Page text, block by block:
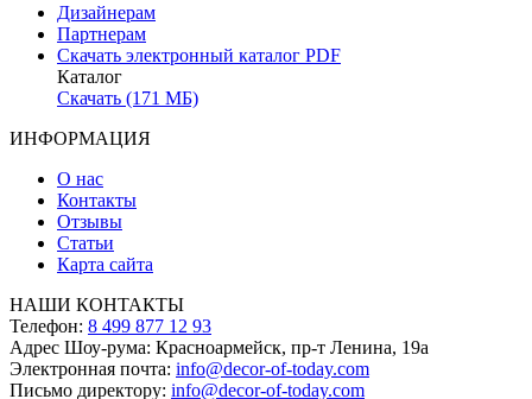
Дизайнерам
Партнерам
Скачать электронный каталог PDF
Каталог
Скачать (171 МБ)
ИНФОРМАЦИЯ
О нас
Контакты
Отзывы
Статьи
Карта сайта
НАШИ КОНТАКТЫ
Телефон: 8 499 877 12 93
Адрес Шоу-рума: Красноармейск, пр-т Ленина, 19а
Электронная почта: info@decor-of-today.com
Письмо директору: info@decor-of-today.com